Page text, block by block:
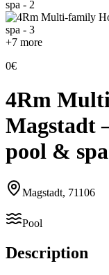
+7 more
0€
4Rm
Magstadt
pool & spa
Magstadt, 71106
Pool
Description